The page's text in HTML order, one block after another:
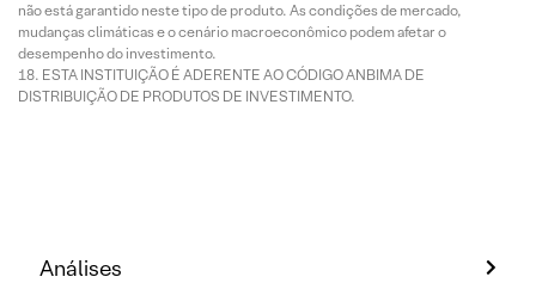
não está garantido neste tipo de produto. As condições de mercado,
mudanças climáticas e o cenário macroeconômico podem afetar o
desempenho do investimento.
ESTA INSTITUIÇÃO É ADERENTE AO CÓDIGO ANBIMA DE
DISTRIBUIÇÃO DE PRODUTOS DE INVESTIMENTO.
Análises